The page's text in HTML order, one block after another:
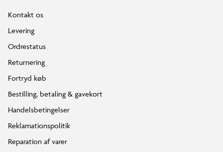
Kontakt os
Levering
Ordrestatus
Returnering
Fortryd køb
Bestilling, betaling & gavekort
Handelsbetingelser
Reklamationspolitik
Reparation af varer